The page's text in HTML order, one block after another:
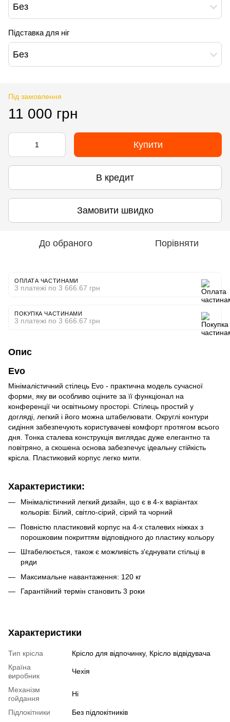
Без
Підставка для ніг
Без
Під замовлення
11 000 грн
Купити
В кредит
Замовити швидко
До обраного Порівняти
ОПЛАТА ЧАСТИНАМИ
3 платежі по 3 666.67 грн
ПОКУПКА ЧАСТИНАМИ
3 платежі по 3 666.67 грн
Опис
Evo
Мінімалістичний стілець Evo - практична модель сучасної
форми, яку ви особливо оціните за її функціонал на
конференції чи освітньому просторі. Стілець простий у
догляді, легкий і його можна штабелювати. Округлі контури
сидіння забезпечують користувачеві комфорт протягом всього
дня. Тонка сталева конструкція виглядає дуже елегантно та
повітряно, а скошена основа забезпечує ідеальну стійкість
крісла. Пластиковий корпус легко мити.
Характеристики:
Мінімалістичний легкий дизайн, що є в 4-х варіантах
кольорів: Білий, світло-сірий, сірий та чорний
Повністю пластиковий корпус на 4-х сталевих ніжках з
порошковим покриттям відповідного до пластику кольору
Штабелюється, також є можливість з'єднувати стільці в
ряди
Максимальне навантаження: 120 кг
Гарантійний термін становить 3 роки
Характеристики
Тип крісла
Крісло для відпочинку, Крісло відвідувача
Країна
виробник
Чехія
Механізм
гойдання
Ні
Підлокітники Без підлокітників